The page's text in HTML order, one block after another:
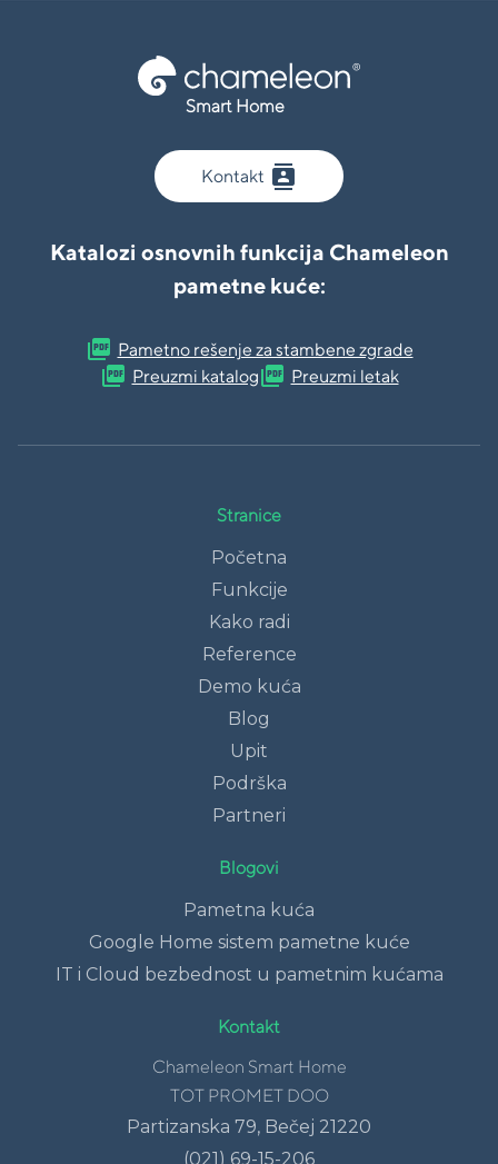
Smart Home
Kontakt contacts
Katalozi osnovnih funkcija Chameleon
pametne kuće:
picture_as_pdf Pametno rešenje za stambene zgrade
picture_as_pdf Preuzmi katalogpicture_as_pdf Preuzmi letak
Stranice
Početna
Funkcije
Kako radi
Reference
Demo kuća
Blog
Upit
Podrška
Partneri
Blogovi
Pametna kuća
Google Home sistem pametne kuće
IT i Cloud bezbednost u pametnim kućama
Kontakt
Chameleon Smart Home
TOT PROMET DOO
Partizanska 79, Bečej 21220
(021) 69-15-206